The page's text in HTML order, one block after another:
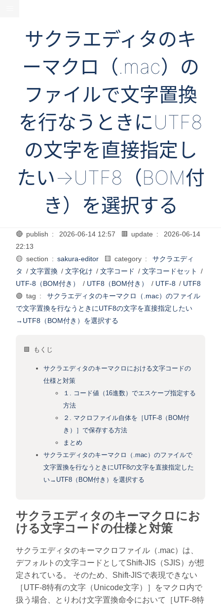
サクラエディタのキ
ーマクロ（.mac）の
ファイルで文字置換
を行なうときにUTF8
の文字を直接指定し
たい→UTF8（BOM付
き）を選択する
🔴 publish : 2026-06-14 12:57 🟥 update :
2026-06-14
22:13
🟡 section : sakura-editor 🟨 category :
サクラエディ
タ / 文字置換 / 文字化け / 文字コード / 文字コードセット
/
UTF-8（BOM付き）
/ UTF8（BOM付き） / UTF-8 / UTF8
🟢 tag :
サクラエディタのキーマクロ（.mac）のファイル
で文字置換を行なうときにUTF8の文字を直接指定したい
→UTF8（BOM付き）を選択する
🟩 もくじ
サクラエディタのキーマクロにおける文字コードの
仕様と対策
１. コード値（16進数）でエスケープ指定する
方法
２. マクロファイル自体を［UTF-8（BOM付
き）］で保存する方法
まとめ
サクラエディタのキーマクロ（.mac）のファイルで
文字置換を行なうときにUTF8の文字を直接指定した
い→UTF8（BOM付き）を選択する
サクラエディタのキーマクロにお
ける文字コードの仕様と対策
サクラエディタのキーマクロファイル（.mac）は、
デフォルトの文字コードとしてShift-JIS（SJIS）が想
定されている。 そのため、Shift-JISで表現できない
［UTF-8特有の文字（Unicode文字）］をマクロ内で
扱う場合、とりわけ文字置換命令において［UTF-8特